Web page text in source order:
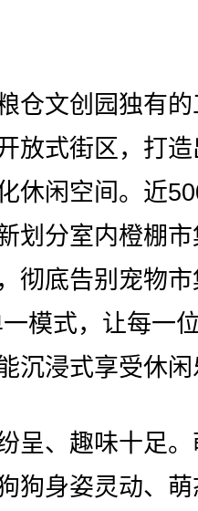
文创园独有的
放式街区，打
休闲空间。近
划分室内橙棚
彻底告别宠物市
模式，让每一
沉浸式享受休
、趣味十足。
狗身姿灵动、